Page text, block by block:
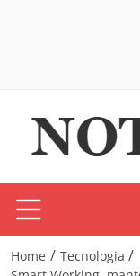
Home / Tecnologia /